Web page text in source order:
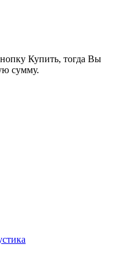
Купить, тогда Вы
сумму.